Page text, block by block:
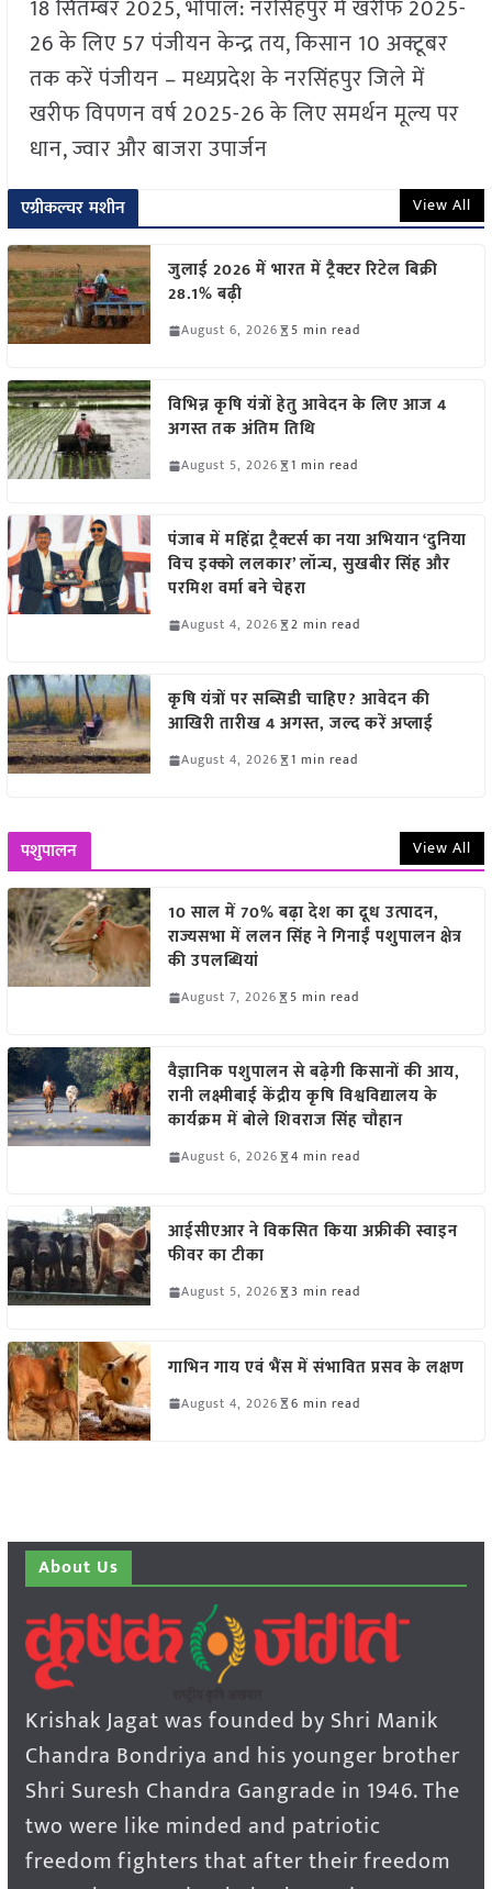
18 सितम्बर 2025, भोपाल: नरसिंहपुर में खरीफ 2025-
26 के लिए 57 पंजीयन केन्द्र तय, किसान 10 अक्टूबर
तक करें पंजीयन – मध्यप्रदेश के नरसिंहपुर जिले में
खरीफ विपणन वर्ष 2025-26 के लिए समर्थन मूल्य पर
धान, ज्वार और बाजरा उपार्जन
एग्रीकल्चर मशीन View All
जुलाई 2026 में भारत में ट्रैक्टर रिटेल बिक्री
28.1% बढ़ी
August 6, 2026 5 min read
विभिन्न कृषि यंत्रों हेतु आवेदन के लिए आज 4
अगस्त तक अंतिम तिथि
August 5, 2026 1 min read
पंजाब में महिंद्रा ट्रैक्टर्स का नया अभियान ‘दुनिया
विच इक्को ललकार’ लॉन्च, सुखबीर सिंह और
परमिश वर्मा बने चेहरा
August 4, 2026 2 min read
कृषि यंत्रों पर सब्सिडी चाहिए? आवेदन की
आखिरी तारीख 4 अगस्त, जल्द करें अप्लाई
August 4, 2026 1 min read
पशुपालन View All
10 साल में 70% बढ़ा देश का दूध उत्पादन,
राज्यसभा में ललन सिंह ने गिनाईं पशुपालन क्षेत्र
की उपलब्धियां
August 7, 2026 5 min read
वैज्ञानिक पशुपालन से बढ़ेगी किसानों की आय,
रानी लक्ष्मीबाई केंद्रीय कृषि विश्वविद्यालय के
कार्यक्रम में बोले शिवराज सिंह चौहान
August 6, 2026 4 min read
आईसीएआर ने विकसित किया अफ्रीकी स्वाइन
फीवर का टीका
August 5, 2026 3 min read
गाभिन गाय एवं भैंस में संभावित प्रसव के लक्षण
August 4, 2026 6 min read
About Us
Krishak Jagat was founded by Shri Manik
Chandra Bondriya and his younger brother
Shri Suresh Chandra Gangrade in 1946. The
two were like minded and patriotic
freedom fighters that after their freedom